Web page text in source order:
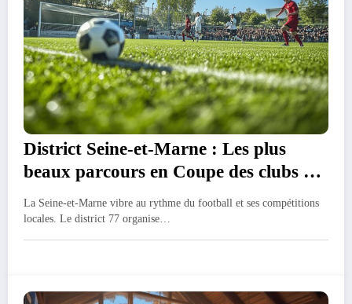
District Seine-et-Marne : Les plus
beaux parcours en Coupe des clubs du
77
La Seine-et-Marne vibre au rythme du football et ses compétitions
locales. Le district 77 organise…